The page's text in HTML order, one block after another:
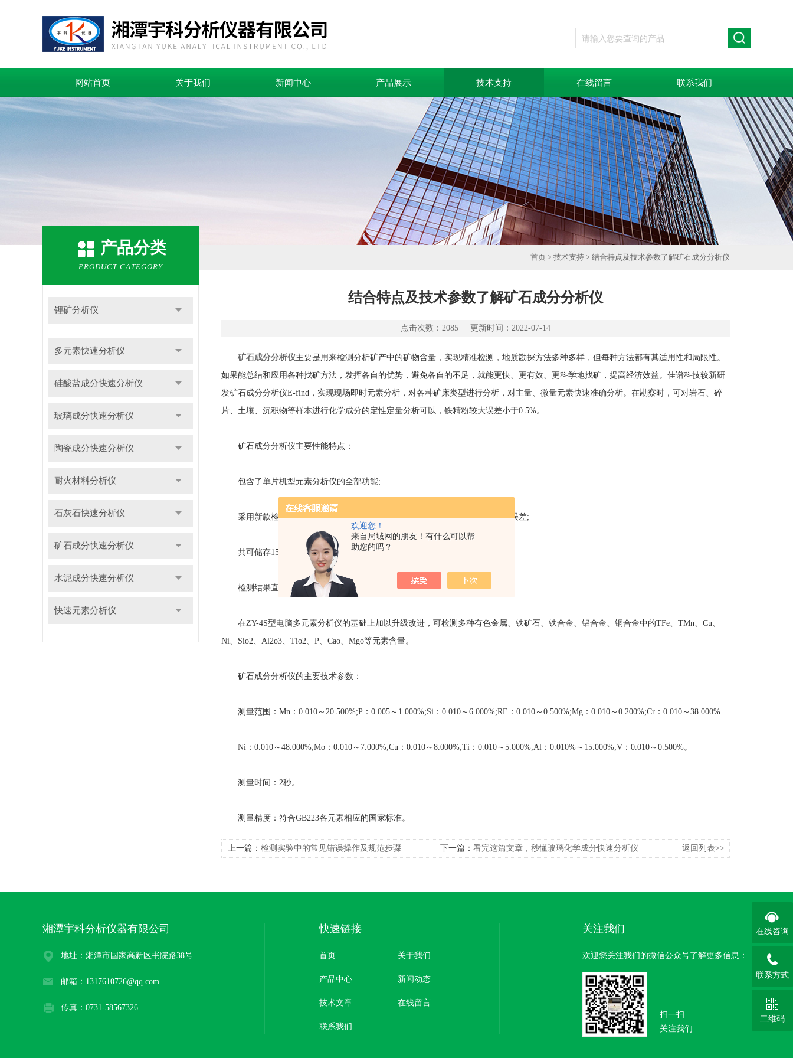
欢迎您！
来自局域网的朋友！有什么可以帮
助您的吗？
网站首页 关于我们 新闻中心 产品展示 技术支持 在线留言 联系我们
产品分类
PRODUCT CATEGORY
锂矿分析仪
多元素快速分析仪
硅酸盐成分快速分析仪
玻璃成分快速分析仪
陶瓷成分快速分析仪
耐火材料分析仪
石灰石快速分析仪
矿石成分快速分析仪
水泥成分快速分析仪
快速元素分析仪
首页 > 技术支持 > 结合特点及技术参数了解矿石成分分析仪
结合特点及技术参数了解矿石成分分析仪
点击次数：2085 更新时间：2022-07-14
矿石成分分析仪主要是用来检测分析矿产中的矿物含量，实现精准检测，地质勘探方法多种多样，但每种方法都有其适用性和局限性。
如果能总结和应用各种找矿方法，发挥各自的优势，避免各自的不足，就能更快、更有效、更科学地找矿，提高经济效益。佳谱科技较新研
发矿石成分分析仪E-find，实现现场即时元素分析，对各种矿床类型进行分析，对主量、微量元素快速准确分析。在勘察时，可对岩石、碎
片、土壤、沉积物等样本进行化学成分的定性定量分析可以，铁精粉较大误差小于0.5%。
矿石成分分析仪主要性能特点：
包含了单片机型元素分析仪的全部功能;
采用新款检测软件，自动建立标准曲线、自动判断曲线优劣、自动打印检测误差;
共可储存150条标准检测曲线，可累加检测150种元素含量;
检测结果直接电脑显示，台式打印机直接打印，并可打印各元素符号;
在ZY-4S型电脑多元素分析仪的基础上加以升级改进，可检测多种有色金属、铁矿石、铁合金、铝合金、铜合金中的TFe、TMn、Cu、
Ni、Sio2、Al2o3、Tio2、P、Cao、Mgo等元素含量。
矿石成分分析仪的主要技术参数：
测量范围：Mn：0.010～20.500%;P：0.005～1.000%;Si：0.010～6.000%;RE：0.010～0.500%;Mg：0.010～0.200%;Cr：0.010～38.000%
Ni：0.010～48.000%;Mo：0.010～7.000%;Cu：0.010～8.000%;Ti：0.010～5.000%;Al：0.010%～15.000%;V：0.010～0.500%。
测量时间：2秒。
测量精度：符合GB223各元素相应的国家标准。
上一篇： 检测实验中的常见错误操作及规范步骤 下一篇： 看完这篇文章，秒懂玻璃化学成分快速分析仪 返回列表>>
湘潭宇科分析仪器有限公司
地址：湘潭市国家高新区书院路38号
邮箱：1317610726@qq.com
传真：0731-58567326
快速链接
首页 关于我们
产品中心 新闻动态
技术文章 在线留言
联系我们
关注我们
欢迎您关注我们的微信公众号了解更多信息：
扫一扫
关注我们
在线咨询
联系方式
二维码